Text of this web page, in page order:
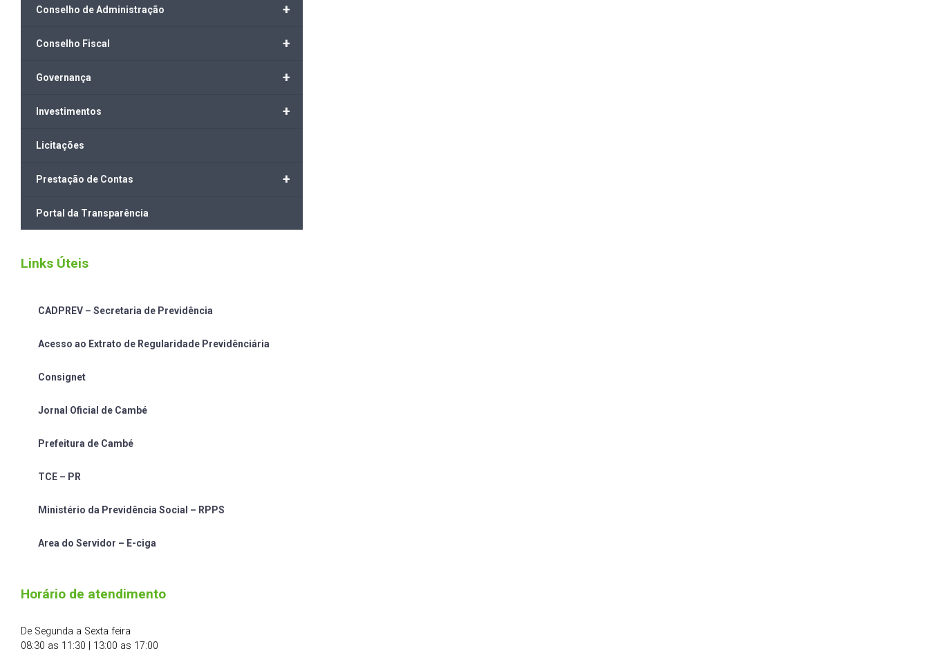
+
Conselho de Administração
+
Conselho Fiscal
+
Governança
+
Investimentos
Licitações
+
Prestação de Contas
Portal da Transparência
Links Úteis
CADPREV – Secretaria de Previdência
Acesso ao Extrato de Regularidade Previdênciária
Consignet
Jornal Oficial de Cambé
Prefeitura de Cambé
TCE – PR
Ministério da Previdência Social – RPPS
Area do Servidor – E-ciga
Horário de atendimento
De Segunda a Sexta feira
08:30 as 11:30 | 13:00 as 17:00